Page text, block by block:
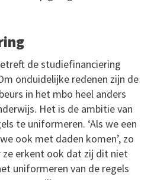
de studiefinanciering
onduidelijke redenen zijn de
in het mbo heel anders
Het is de ambitie van
te uniformeren. ‘Als we een
ook met daden komen’, zo
erkent ook dat zij dit niet
uniformeren van de regels